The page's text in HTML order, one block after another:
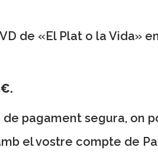
de «El Plat o la Vida»
.
pagament segura, on
el vostre compte de